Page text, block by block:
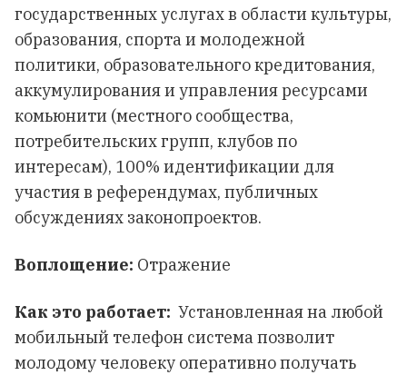
государственных услугах в области культуры,
образования, спорта и молодежной
политики, образовательного кредитования,
аккумулирования и управления ресурсами
комьюнити (местного сообщества,
потребительских групп, клубов по
интересам), 100% идентификации для
участия в референдумах, публичных
обсуждениях законопроектов.
Воплощение: Отражение
Как это работает: Установленная на любой
мобильный телефон система позволит
молодому человеку оперативно получать